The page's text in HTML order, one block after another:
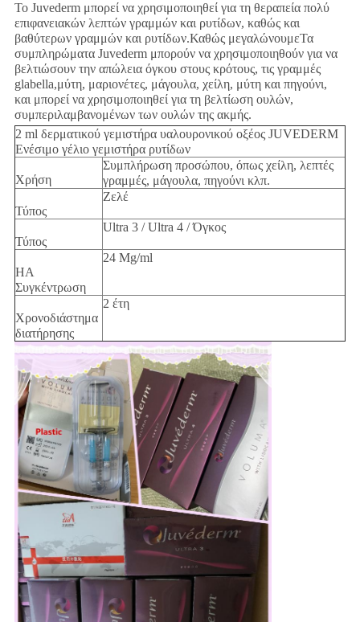
Το Juvederm μπορεί να χρησιμοποιηθεί για τη θεραπεία πολύ
επιφανειακών λεπτών γραμμών και ρυτίδων, καθώς και
βαθύτερων γραμμών και ρυτίδων.Καθώς μεγαλώνουμεΤα
συμπληρώματα Juvederm μπορούν να χρησιμοποιηθούν για να
βελτιώσουν την απώλεια όγκου στους κρότους, τις γραμμές
glabella,μύτη, μαριονέτες, μάγουλα, χείλη, μύτη και πηγούνι,
και μπορεί να χρησιμοποιηθεί για τη βελτίωση ουλών,
συμπεριλαμβανομένων των ουλών της ακμής.
2 ml δερματικού γεμιστήρα υαλουρονικού οξέος JUVEDERM
Ενέσιμο γέλιο γεμιστήρα ρυτίδων
Χρήση
Συμπλήρωση προσώπου, όπως χείλη, λεπτές
γραμμές, μάγουλα, πηγούνι κλπ.
Τύπος
Ζελέ
Τύπος
Ultra 3 / Ultra 4 / Όγκος
HA
Συγκέντρωση
24 Mg/ml
Χρονοδιάστημα
διατήρησης
2 έτη